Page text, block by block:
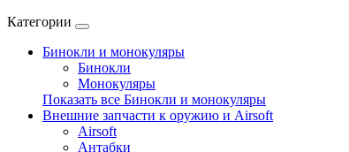
Категории
Бинокли и монокуляры
Бинокли
Монокуляры
Показать все Бинокли и монокуляры
Внешние запчасти к оружию и Airsoft
Airsoft
Антабки